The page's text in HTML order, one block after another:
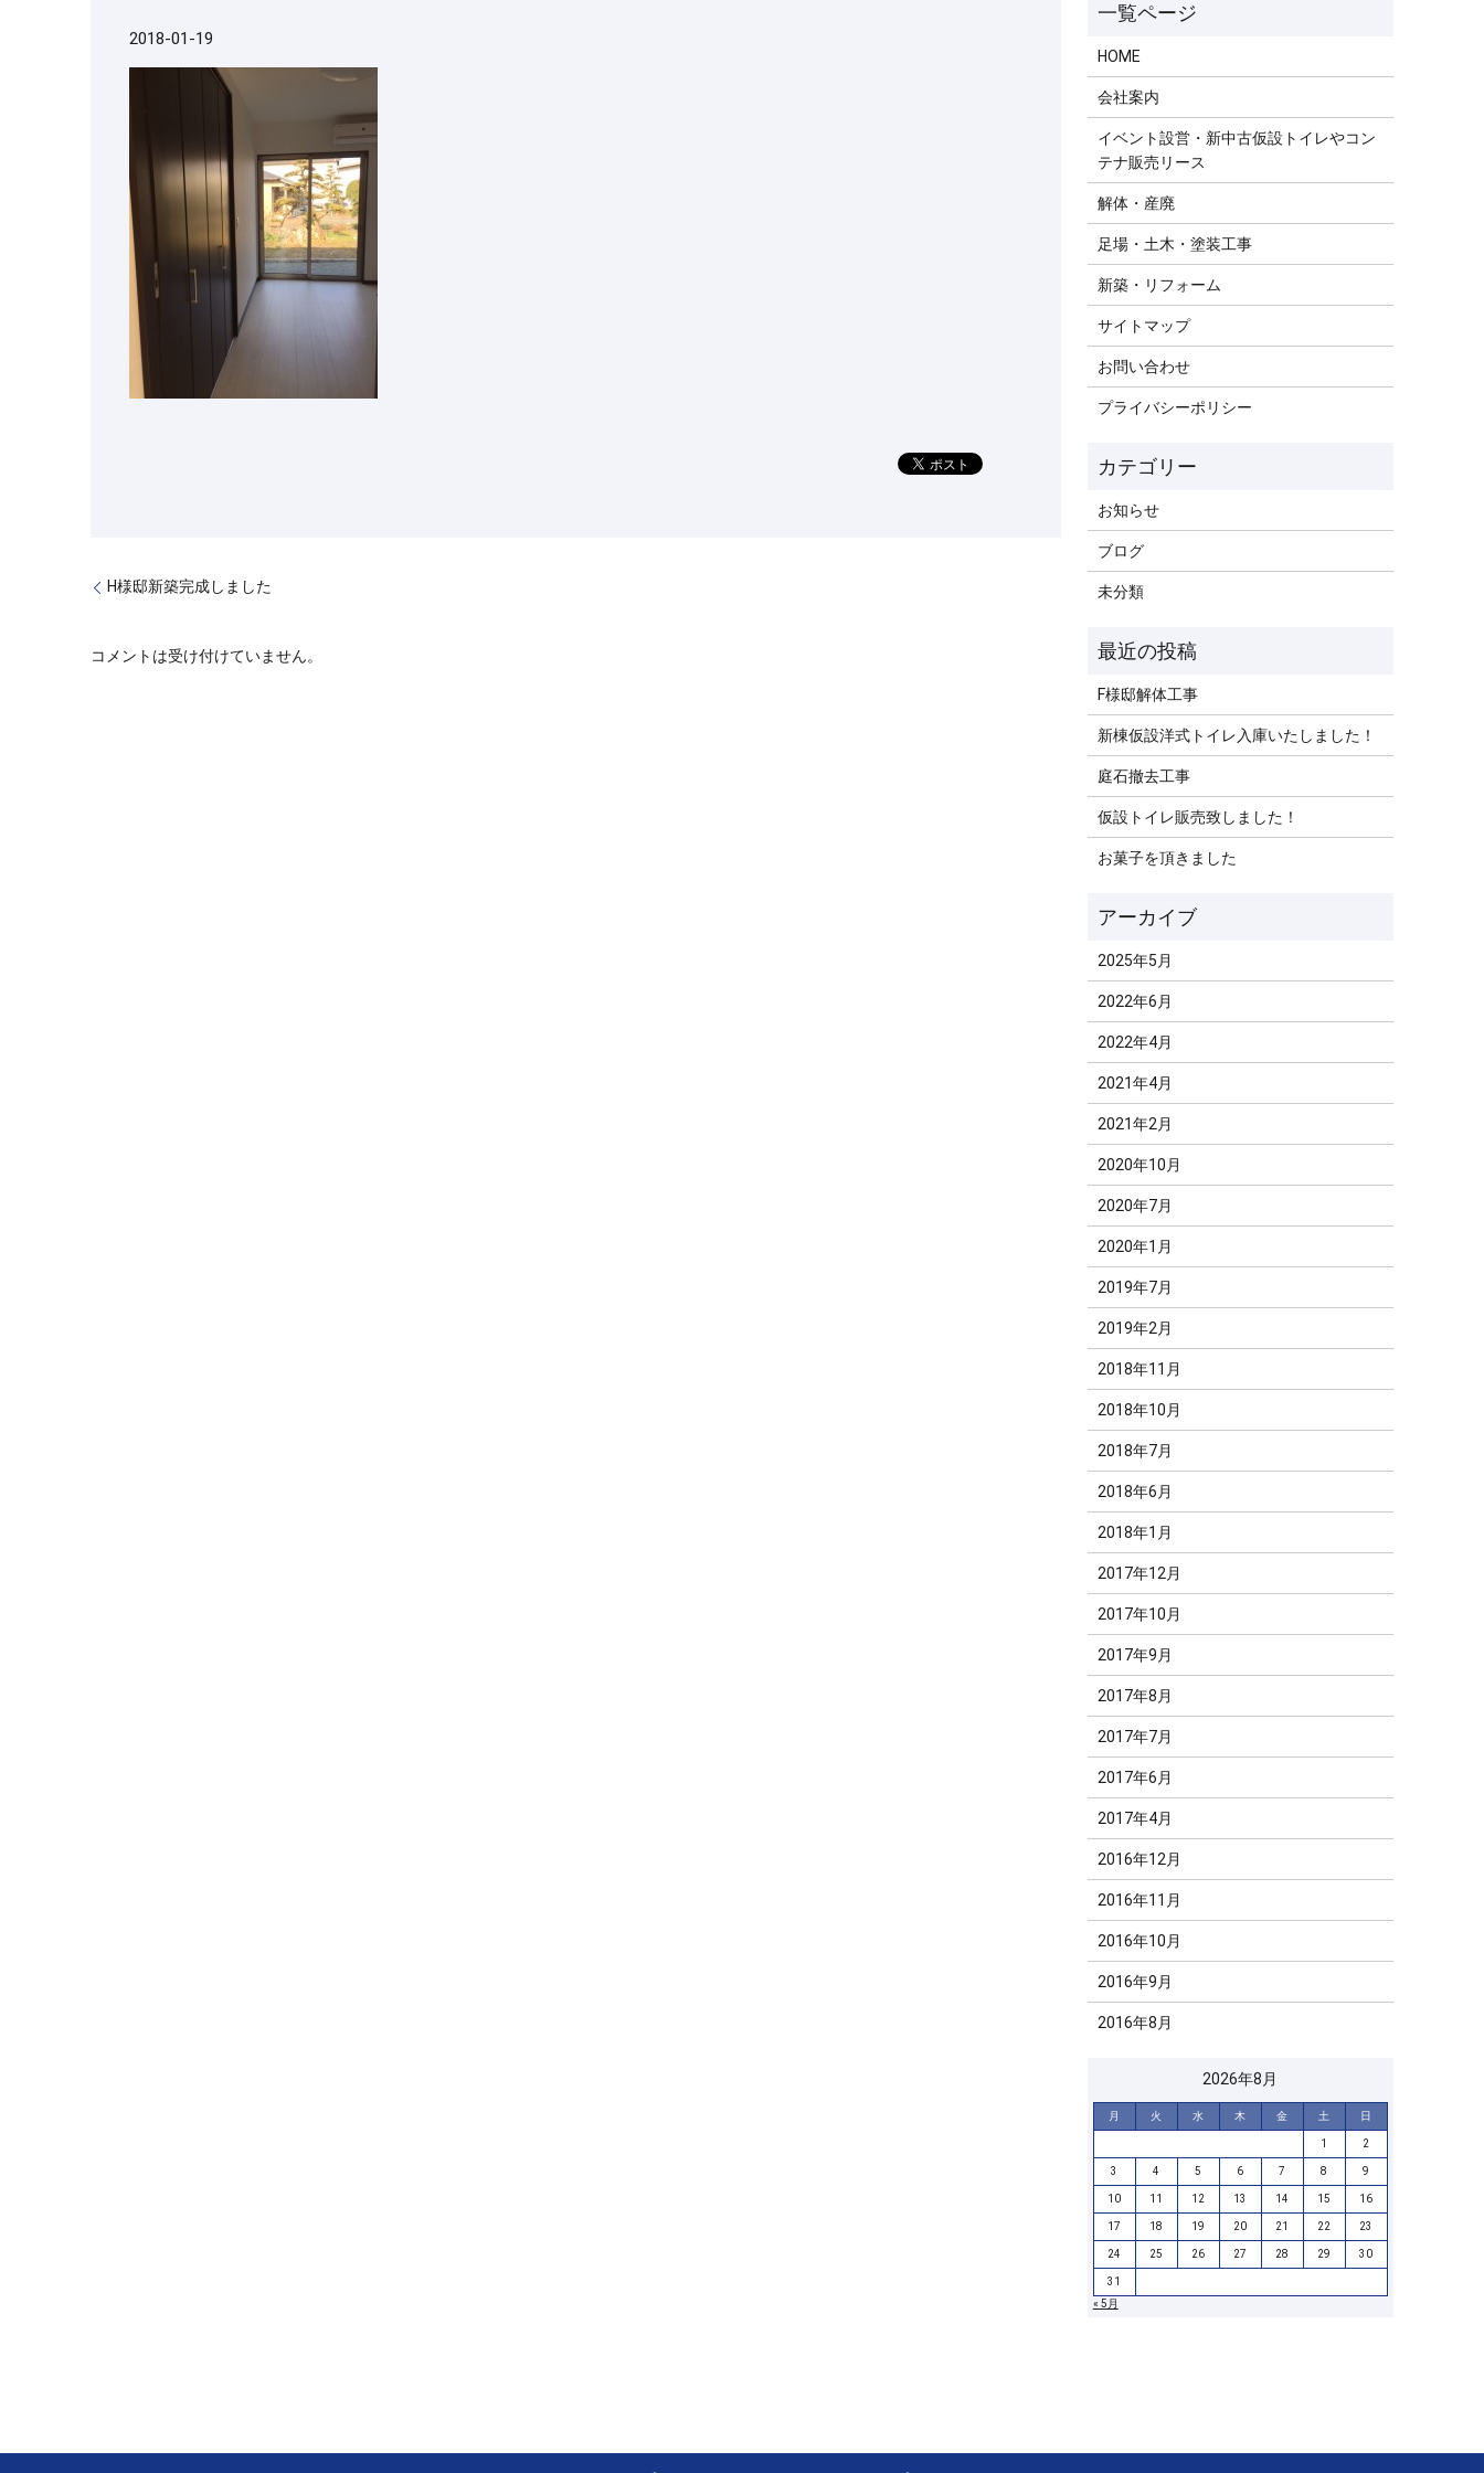
2018-01-19
H様邸新築完成しました
コメントは受け付けていません。
HOME
会社案内
イベント設営・新中古仮設トイレやコン
テナ販売リース
解体・産廃
足場・土木・塗装工事
新築・リフォーム
サイトマップ
お問い合わせ
プライバシーポリシー
お知らせ
ブログ
未分類
F様邸解体工事
新棟仮設洋式トイレ入庫いたしました！
庭石撤去工事
仮設トイレ販売致しました！
お菓子を頂きました
2025年5月
2022年6月
2022年4月
2021年4月
2021年2月
2020年10月
2020年7月
2020年1月
2019年7月
2019年2月
2018年11月
2018年10月
2018年7月
2018年6月
2018年1月
2017年12月
2017年10月
2017年9月
2017年8月
2017年7月
2017年6月
2017年4月
2016年12月
2016年11月
2016年10月
2016年9月
2016年8月
2026年8月
月 火 水 木 金 土 日
1 2
3 4 5 6 7 8 9
10 11 12 13 14 15 16
17 18 19 20 21 22 23
24 25 26 27 28 29 30
31
« 5月